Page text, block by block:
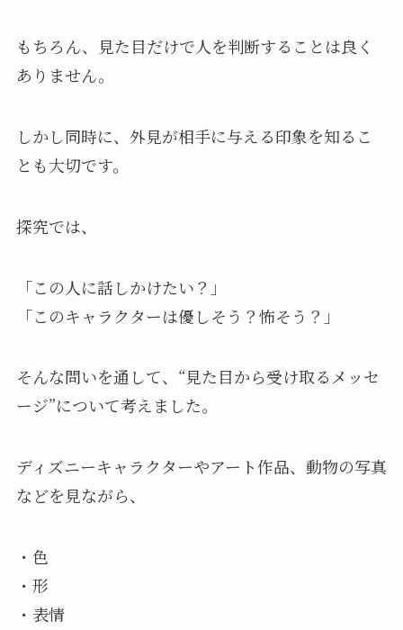
もちろん、見た目だけで人を判断することは良く
ありません。
しかし同時に、外見が相手に与える印象を知るこ
とも大切です。
探究では、
「この人に話しかけたい？」
「このキャラクターは優しそう？怖そう？」
そんな問いを通して、“見た目から受け取るメッセ
ージ”について考えました。
ディズニーキャラクターやアート作品、動物の写真
などを見ながら、
・色
・形
・表情